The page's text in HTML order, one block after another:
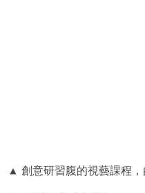
▲ 創意研習腹的視藝課程，